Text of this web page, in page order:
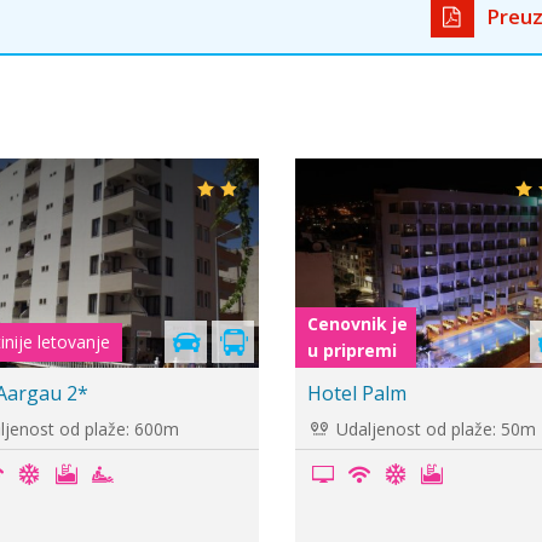
je
Carina
od plaže: 100m
Cenovnik je
u pripremi
Marti Beach Prime 4*
Udaljenost od plaže: -